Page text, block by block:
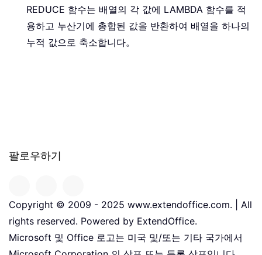
REDUCE 함수는 배열의 각 값에 LAMBDA 함수를 적
용하고 누산기에 총합된 값을 반환하여 배열을 하나의
누적 값으로 축소합니다。
팔로우하기
Copyright © 2009 - 2025 www.extendoffice.com. | All
rights reserved. Powered by ExtendOffice.
Microsoft 및 Office 로고는 미국 및/또는 기타 국가에서